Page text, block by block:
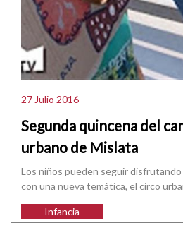
27 Julio 2016
Segunda quincena del
urbano de Mislata
Los niños pueden seguir
con una nueva temática, el circo
Infancia